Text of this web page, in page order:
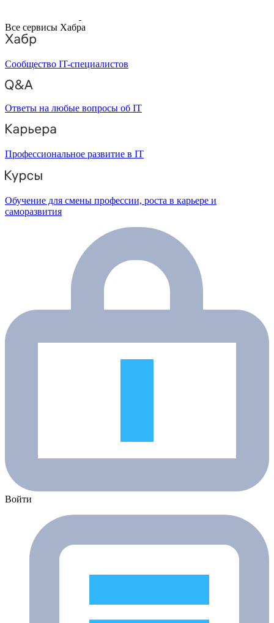
Все сервисы Хабра
Сообщество IT-специалистов
Ответы на любые вопросы об IT
Профессиональное развитие в IT
Обучение для смены профессии, роста в карьере и
саморазвития
Войти